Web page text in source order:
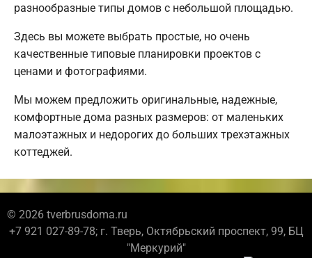
разнообразные типы домов с небольшой площадью.
Здесь вы можете выбрать простые, но очень
качественные типовые планировки проектов с
ценами и фотографиями.
Мы можем предложить оригинальные, надежные,
комфортные дома разных размеров: от маленьких
малоэтажных и недорогих до больших трехэтажных
коттеджей.
© 2026 tverbrusdoma.ru
+7 921 027-89-78; г. Тверь, Октябрьский проспект, 99, БЦ
"Меркурий"